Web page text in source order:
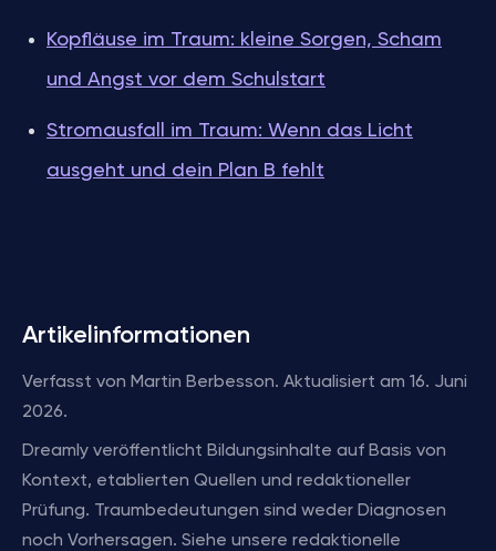
Kopfläuse im Traum: kleine Sorgen, Scham
und Angst vor dem Schulstart
Stromausfall im Traum: Wenn das Licht
ausgeht und dein Plan B fehlt
Artikelinformationen
Verfasst von Martin Berbesson. Aktualisiert am 16. Juni
2026.
Dreamly veröffentlicht Bildungsinhalte auf Basis von
Kontext, etablierten Quellen und redaktioneller
Prüfung. Traumbedeutungen sind weder Diagnosen
noch Vorhersagen. Siehe unsere redaktionelle